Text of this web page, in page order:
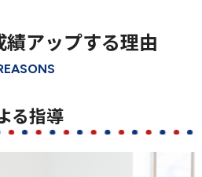
アップする理由
る指導